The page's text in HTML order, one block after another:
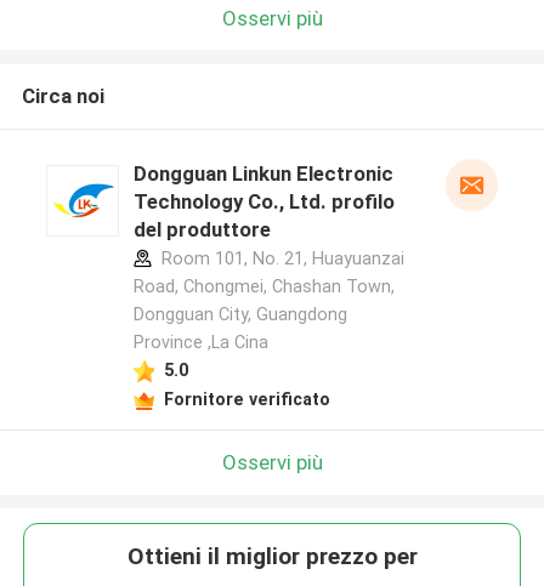
Osservi più
Circa noi
Dongguan Linkun Electronic
Technology Co., Ltd. profilo
del produttore
Room 101, No. 21, Huayuanzai
Road, Chongmei, Chashan Town,
Dongguan City, Guangdong
Province ,La Cina
5.0
Fornitore verificato
Osservi più
Ottieni il miglior prezzo per